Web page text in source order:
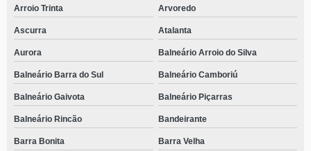
Arroio Trinta Arvoredo
Ascurra Atalanta
Aurora Balneário Arroio do Silva
Balneário Barra do Sul Balneário Camboriú
Balneário Gaivota Balneário Piçarras
Balneário Rincão Bandeirante
Barra Bonita Barra Velha